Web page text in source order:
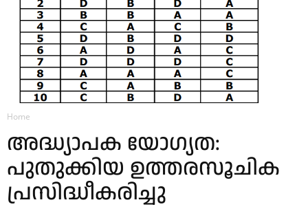
Home
അദ്ധ്യാപക യോഗ്യത:
പുതുക്കിയ ഉത്തരസൂചിക
പ്രസിദ്ധീകരിച്ചു